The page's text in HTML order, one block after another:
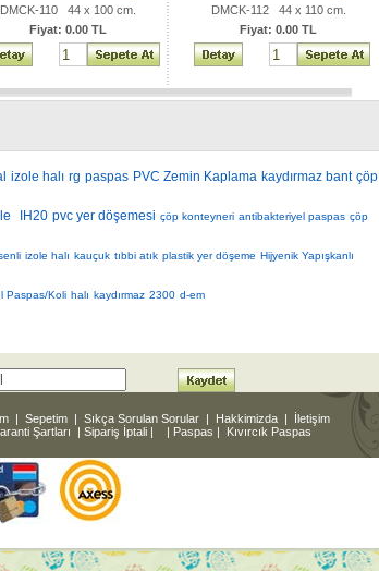
DMCK-110 44 x 100 cm.
Fiyat: 0.00 TL
DMCK-112 44 x 110 cm.
Fiyat: 0.00 TL
izole halı rg paspas PVC Zemin Kaplama kaydırmaz bant çöp
IH20 pvc yer döşemesi çöp konteyneri antibakteriyel paspas çöp
izole halı kauçuk tıbbi atık plastik yer döşeme Hijyenik Yapışkanlı
Paspas/Koli halı kaydırmaz 2300 d-em
| Sepetim| Sıkça Sorulan Sorular| Hakkimizda|
İletişim
Şartları | Sipariş İptali | | Paspas | Kıvırcık Paspas